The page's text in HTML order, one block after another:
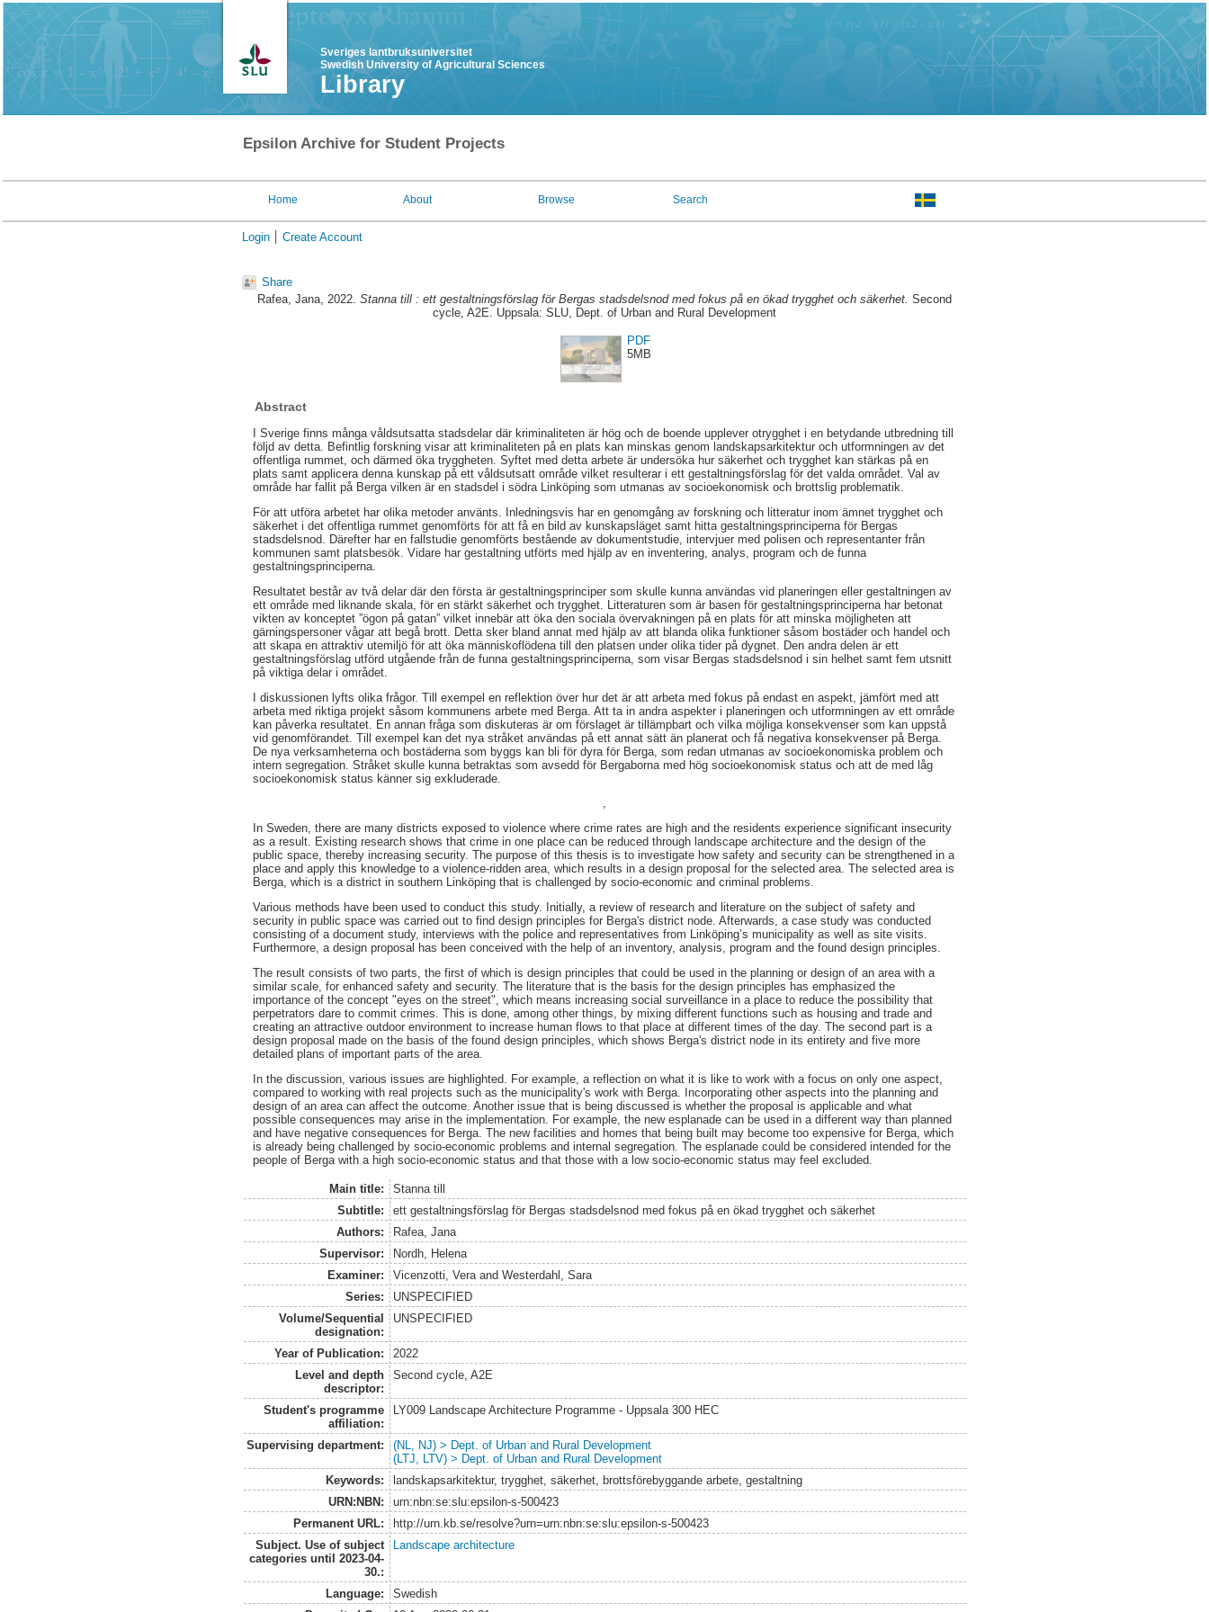
Sveriges lantbruksuniversitet
Swedish University of Agricultural Sciences
Library
Epsilon Archive for Student Projects
Home About Browse Search
Login Create Account
Share
Rafea, Jana, 2022. Stanna till : ett gestaltningsförslag för Bergas stadsdelsnod med fokus på en ökad trygghet och säkerhet. Second
cycle, A2E. Uppsala: SLU, Dept. of Urban and Rural Development
PDF
5MB
Abstract
I Sverige finns många våldsutsatta stadsdelar där kriminaliteten är hög och de boende upplever otrygghet i en betydande utbredning till
följd av detta. Befintlig forskning visar att kriminaliteten på en plats kan minskas genom landskapsarkitektur och utformningen av det
offentliga rummet, och därmed öka tryggheten. Syftet med detta arbete är undersöka hur säkerhet och trygghet kan stärkas på en
plats samt applicera denna kunskap på ett våldsutsatt område vilket resulterar i ett gestaltningsförslag för det valda området. Val av
område har fallit på Berga vilken är en stadsdel i södra Linköping som utmanas av socioekonomisk och brottslig problematik.
För att utföra arbetet har olika metoder använts. Inledningsvis har en genomgång av forskning och litteratur inom ämnet trygghet och
säkerhet i det offentliga rummet genomförts för att få en bild av kunskapsläget samt hitta gestaltningsprinciperna för Bergas
stadsdelsnod. Därefter har en fallstudie genomförts bestående av dokumentstudie, intervjuer med polisen och representanter från
kommunen samt platsbesök. Vidare har gestaltning utförts med hjälp av en inventering, analys, program och de funna
gestaltningsprinciperna.
Resultatet består av två delar där den första är gestaltningsprinciper som skulle kunna användas vid planeringen eller gestaltningen av
ett område med liknande skala, för en stärkt säkerhet och trygghet. Litteraturen som är basen för gestaltningsprinciperna har betonat
vikten av konceptet ”ögon på gatan” vilket innebär att öka den sociala övervakningen på en plats för att minska möjligheten att
gärningspersoner vågar att begå brott. Detta sker bland annat med hjälp av att blanda olika funktioner såsom bostäder och handel och
att skapa en attraktiv utemiljö för att öka människoflödena till den platsen under olika tider på dygnet. Den andra delen är ett
gestaltningsförslag utförd utgående från de funna gestaltningsprinciperna, som visar Bergas stadsdelsnod i sin helhet samt fem utsnitt
på viktiga delar i området.
I diskussionen lyfts olika frågor. Till exempel en reflektion över hur det är att arbeta med fokus på endast en aspekt, jämfört med att
arbeta med riktiga projekt såsom kommunens arbete med Berga. Att ta in andra aspekter i planeringen och utformningen av ett område
kan påverka resultatet. En annan fråga som diskuteras är om förslaget är tillämpbart och vilka möjliga konsekvenser som kan uppstå
vid genomförandet. Till exempel kan det nya stråket användas på ett annat sätt än planerat och få negativa konsekvenser på Berga.
De nya verksamheterna och bostäderna som byggs kan bli för dyra för Berga, som redan utmanas av socioekonomiska problem och
intern segregation. Stråket skulle kunna betraktas som avsedd för Bergaborna med hög socioekonomisk status och att de med låg
socioekonomisk status känner sig exkluderade.
,
In Sweden, there are many districts exposed to violence where crime rates are high and the residents experience significant insecurity
as a result. Existing research shows that crime in one place can be reduced through landscape architecture and the design of the
public space, thereby increasing security. The purpose of this thesis is to investigate how safety and security can be strengthened in a
place and apply this knowledge to a violence-ridden area, which results in a design proposal for the selected area. The selected area is
Berga, which is a district in southern Linköping that is challenged by socio-economic and criminal problems.
Various methods have been used to conduct this study. Initially, a review of research and literature on the subject of safety and
security in public space was carried out to find design principles for Berga's district node. Afterwards, a case study was conducted
consisting of a document study, interviews with the police and representatives from Linköping’s municipality as well as site visits.
Furthermore, a design proposal has been conceived with the help of an inventory, analysis, program and the found design principles.
The result consists of two parts, the first of which is design principles that could be used in the planning or design of an area with a
similar scale, for enhanced safety and security. The literature that is the basis for the design principles has emphasized the
importance of the concept "eyes on the street", which means increasing social surveillance in a place to reduce the possibility that
perpetrators dare to commit crimes. This is done, among other things, by mixing different functions such as housing and trade and
creating an attractive outdoor environment to increase human flows to that place at different times of the day. The second part is a
design proposal made on the basis of the found design principles, which shows Berga's district node in its entirety and five more
detailed plans of important parts of the area.
In the discussion, various issues are highlighted. For example, a reflection on what it is like to work with a focus on only one aspect,
compared to working with real projects such as the municipality's work with Berga. Incorporating other aspects into the planning and
design of an area can affect the outcome. Another issue that is being discussed is whether the proposal is applicable and what
possible consequences may arise in the implementation. For example, the new esplanade can be used in a different way than planned
and have negative consequences for Berga. The new facilities and homes that being built may become too expensive for Berga, which
is already being challenged by socio-economic problems and internal segregation. The esplanade could be considered intended for the
people of Berga with a high socio-economic status and that those with a low socio-economic status may feel excluded.
Main title:
Stanna till
Subtitle:
ett gestaltningsförslag för Bergas stadsdelsnod med fokus på en ökad trygghet och säkerhet
Authors:
Rafea, Jana
Supervisor:
Nordh, Helena
Examiner:
Vicenzotti, Veraand Westerdahl, Sara
Series:
UNSPECIFIED
Volume/Sequential
designation:
UNSPECIFIED
Year of Publication:
2022
Level and depth
descriptor:
Second cycle, A2E
Student's programme
affiliation:
LY009 Landscape Architecture Programme - Uppsala 300 HEC
Supervising department:
(NL, NJ) > Dept. of Urban and Rural Development
(LTJ, LTV) > Dept. of Urban and Rural Development
Keywords:
landskapsarkitektur, trygghet, säkerhet, brottsförebyggande arbete, gestaltning
URN:NBN:
urn:nbn:se:slu:epsilon-s-500423
Permanent URL:
http://urn.kb.se/resolve?urn=urn:nbn:se:slu:epsilon-s-500423
Subject. Use of subject
categories until 2023-04-
30.:
Landscape architecture
Language:
Swedish